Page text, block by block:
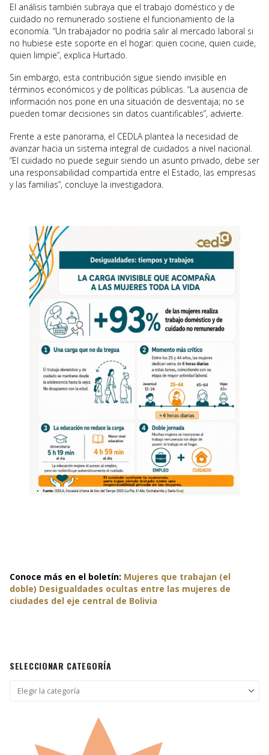
El análisis también subraya que el trabajo doméstico y de
cuidado no remunerado sostiene el funcionamiento de la
economía. “Un trabajador no podría salir al mercado laboral si
no hubiese este soporte en el hogar: quien cocine, quien cuide,
quien limpie”, explica Hurtado.
Sin embargo, esta contribución sigue siendo invisible en
términos económicos y de políticas públicas. “La ausencia de
información nos pone en una situación de desventaja; no se
pueden tomar decisiones sin datos cuantificables”, advierte.
Frente a este panorama, el CEDLA plantea la necesidad de
avanzar hacia un sistema integral de cuidados a nivel nacional.
“El cuidado no puede seguir siendo un asunto privado, debe ser
una responsabilidad compartida entre el Estado, las empresas
y las familias”, concluye la investigadora.
Conoce más en el boletín: Mujeres que trabajan (el
doble) Desigualdades ocultas entre las mujeres de
ciudades del eje central de Bolivia
SELECCIONAR CATEGORÍA
Seleccionar
categoría